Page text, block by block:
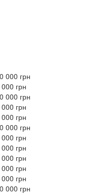
000 грн
грн
000 грн
грн
грн
000 грн
грн
грн
грн
грн
грн
000 грн